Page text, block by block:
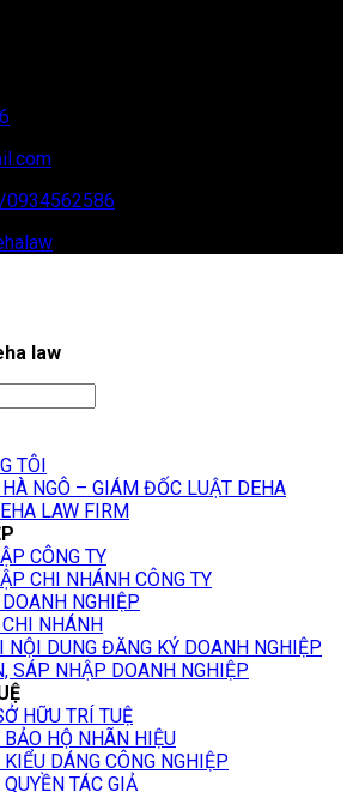
law
TÔI
NGÔ – GIÁM ĐỐC LUẬT DEHA
LAW FIRM
CÔNG TY
CHI NHÁNH CÔNG TY
NGHIỆP
NHÁNH
NỘI DUNG ĐĂNG KÝ DOANH NGHIỆP
SÁP NHẬP DOANH NGHIỆP
HỮU TRÍ TUỆ
HỘ NHÃN HIỆU
DÁNG CÔNG NGHIỆP
TÁC GIẢ